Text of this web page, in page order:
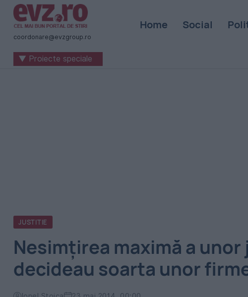
Știri
naționale
internaționale
coordonare@evzgroup.ro
Home Social
▼ Proiecte speciale
JUSTITIE
Nesimțirea maximă a
decideau soarta unor